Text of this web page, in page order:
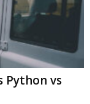
Python vs